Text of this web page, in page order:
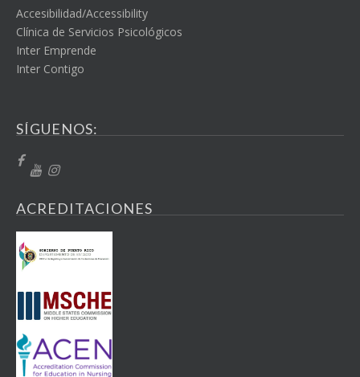
Accesibilidad/Accessibility
Clínica de Servicios Psicológicos
Inter Emprende
Inter Contigo
SÍGUENOS:
ACREDITACIONES